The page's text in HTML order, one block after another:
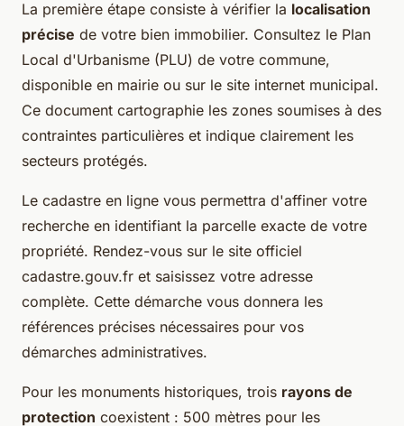
La première étape consiste à vérifier la localisation
précise de votre bien immobilier. Consultez le Plan
Local d'Urbanisme (PLU) de votre commune,
disponible en mairie ou sur le site internet municipal.
Ce document cartographie les zones soumises à des
contraintes particulières et indique clairement les
secteurs protégés.
Le cadastre en ligne vous permettra d'affiner votre
recherche en identifiant la parcelle exacte de votre
propriété. Rendez-vous sur le site officiel
cadastre.gouv.fr et saisissez votre adresse
complète. Cette démarche vous donnera les
références précises nécessaires pour vos
démarches administratives.
Pour les monuments historiques, trois rayons de
protection coexistent : 500 mètres pour les